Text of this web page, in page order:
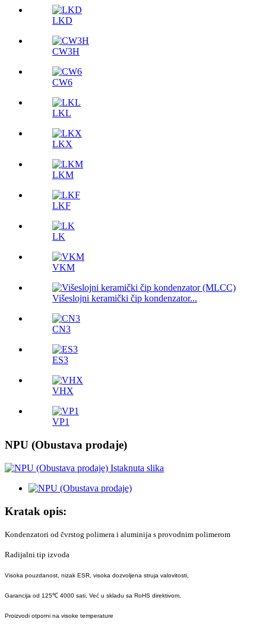
LKD
CW3H
CW6
LKL
LKX
LKM
LKF
LK
VKM
Višeslojni keramički čip kondenzator...
CN3
ES3
VHX
VP1
NPU (Obustava prodaje)
Kratak opis:
Kondenzatori od čvrstog polimera i aluminija s provodnim polimerom
Radijalni tip izvoda
Visoka pouzdanost, nizak ESR, visoka dozvoljena struja valovitosti,
Garancija od 125℃ 4000 sati, Već u skladu sa RoHS direktivom,
Proizvodi otporni na visoke temperature